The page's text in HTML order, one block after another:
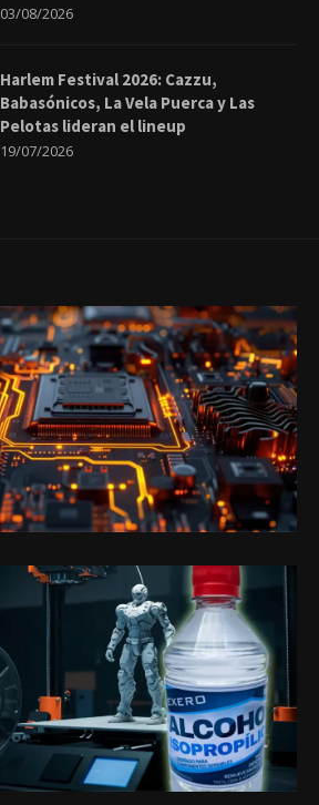
03/08/2026
Harlem Festival 2026: Cazzu,
Babasónicos, La Vela Puerca y Las
Pelotas lideran el lineup
19/07/2026